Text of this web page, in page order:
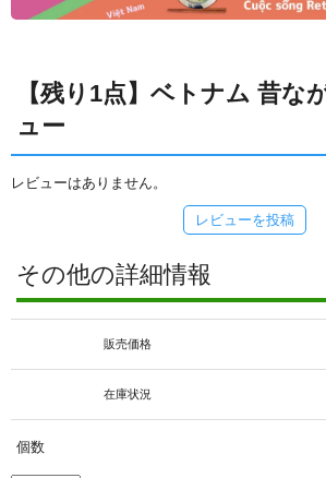
【残り1点】ベトナム 昔な
ュー
レビューはありません。
レビューを投稿
その他の詳細情報
販売価格
在庫状況
個数